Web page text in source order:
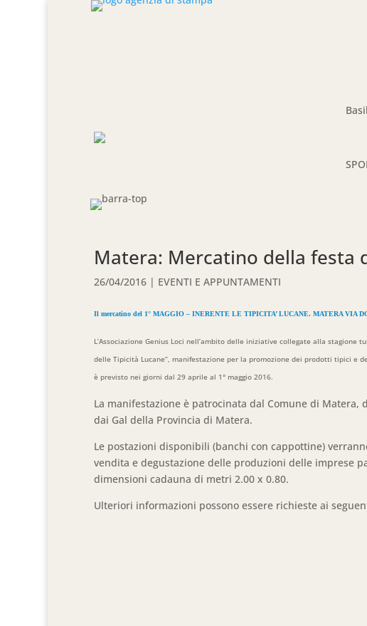
Matera: Mercatino della festa
26/04/2016 | EVENTI E APPUNTAMENTI
Il mercatino del 1° MAGGIO – INERENTE LE TIPICITA’ LUCANE. MATERA VIA
L’Associazione Genius Loci nell’ambito delle iniziative collegate alla stagione
delle Tipicità Lucane”, manifestazione per la promozione dei prodotti tipici e
è previsto nei giorni dal 29 aprile al 1° maggio 2016.
La manifestazione è patrocinata dal Comune di Matera,
dai Gal della Provincia di Matera.
Le postazioni disponibili (banchi con cappottine)
vendita e degustazione delle produzioni delle imprese
dimensioni cadauna di metri 2.00 x 0.80.
Ulteriori informazioni possono essere richieste ai